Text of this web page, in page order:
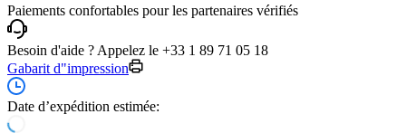
Paiements confortables pour les partenaires vérifiés
Besoin d'aide ? Appelez le +33 1 89 71 05 18
Gabarit d"impression
Date d’expédition estimée: